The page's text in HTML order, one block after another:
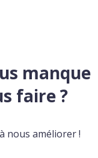
manque
faire ?
nous améliorer !